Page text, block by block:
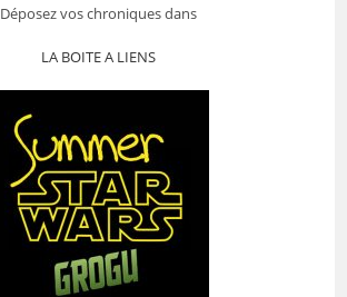
Déposez vos chroniques dans
LA BOITE A LIENS